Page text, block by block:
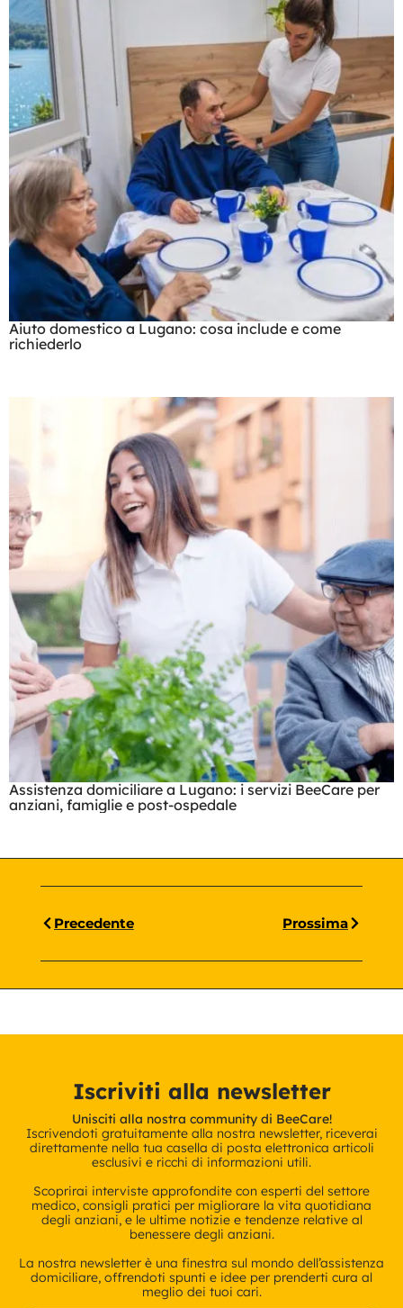
Aiuto domestico a Lugano: cosa include e come
richiederlo
Assistenza domiciliare a Lugano: i servizi BeeCare per
anziani, famiglie e post-ospedale
Precedente Prossima
Iscriviti alla newsletter
Unisciti alla nostra community di BeeCare!
Iscrivendoti gratuitamente alla nostra newsletter, riceverai
direttamente nella tua casella di posta elettronica articoli
esclusivi e ricchi di informazioni utili.
Scoprirai interviste approfondite con esperti del settore
medico, consigli pratici per migliorare la vita quotidiana
degli anziani, e le ultime notizie e tendenze relative al
benessere degli anziani.
La nostra newsletter è una finestra sul mondo dell’assistenza
domiciliare, offrendoti spunti e idee per prenderti cura al
meglio dei tuoi cari.